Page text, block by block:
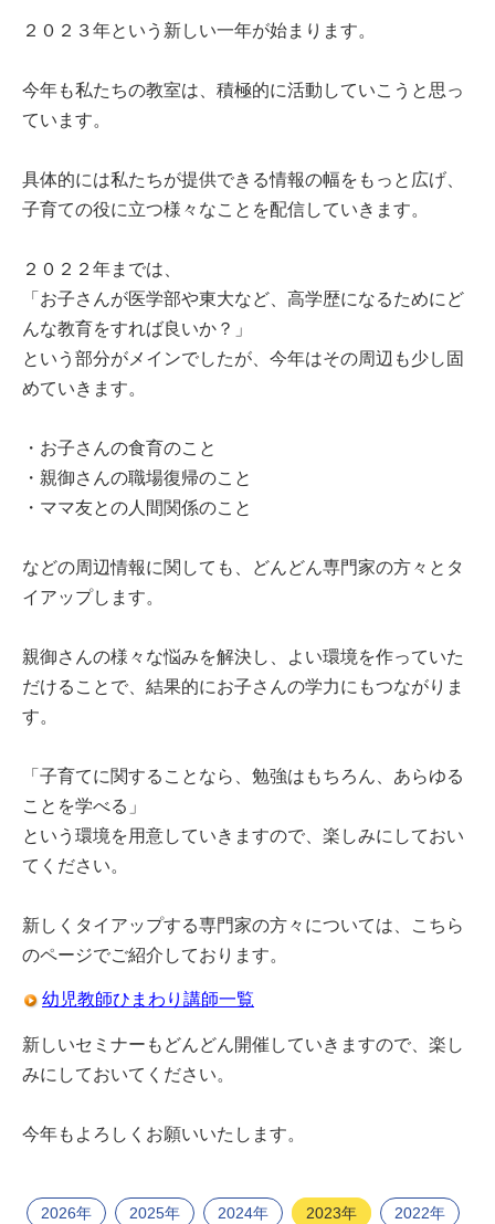
２０２３年という新しい一年が始まります。
今年も私たちの教室は、積極的に活動していこうと思っ
ています。
具体的には私たちが提供できる情報の幅をもっと広げ、
子育ての役に立つ様々なことを配信していきます。
２０２２年までは、
「お子さんが医学部や東大など、高学歴になるためにど
んな教育をすれば良いか？」
という部分がメインでしたが、今年はその周辺も少し固
めていきます。
・お子さんの食育のこと
・親御さんの職場復帰のこと
・ママ友との人間関係のこと
などの周辺情報に関しても、どんどん専門家の方々とタ
イアップします。
親御さんの様々な悩みを解決し、よい環境を作っていた
だけることで、結果的にお子さんの学力にもつながりま
す。
「子育てに関することなら、勉強はもちろん、あらゆる
ことを学べる」
という環境を用意していきますので、楽しみにしておい
てください。
新しくタイアップする専門家の方々については、こちら
のページでご紹介しております。
幼児教師ひまわり講師一覧
新しいセミナーもどんどん開催していきますので、楽し
みにしておいてください。
今年もよろしくお願いいたします。
2026年 2025年 2024年 2023年 2022年